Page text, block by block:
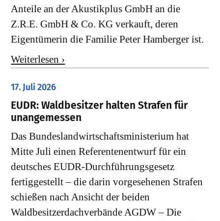
Anteile an der Akustikplus GmbH an die
Z.R.E. GmbH & Co. KG verkauft, deren
Eigentümerin die Familie Peter Hamberger ist.
Weiterlesen ›
17. Juli 2026
EUDR: Waldbesitzer halten Strafen für
unangemessen
Das Bundeslandwirtschaftsministerium hat
Mitte Juli einen Referentenentwurf für ein
deutsches EUDR-Durchführungsgesetz
fertiggestellt – die darin vorgesehenen Strafen
schießen nach Ansicht der beiden
Waldbesitzerdachverbände AGDW – Die